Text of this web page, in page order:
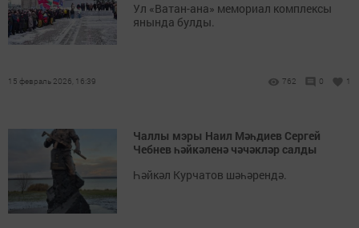
Ул «Ватан-ана» мемориал комплексы
янында булды.
15 февраль 2026, 16:39 762 0 1
Чаллы мэры Наил Мәһдиев Сергей
Чебнев һәйкәленә чәчәкләр салды
Һәйкәл Курчатов шәһәрендә.